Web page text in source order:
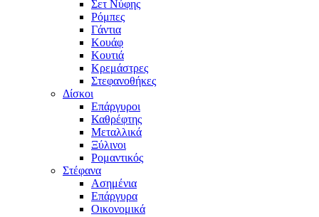
Σετ Νύφης
Ρόμπες
Γάντια
Κουάφ
Κουτιά
Κρεμάστρες
Στεφανοθήκες
Δίσκοι
Επάργυροι
Καθρέφτης
Μεταλλικά
Ξύλινοι
Ρομαντικός
Στέφανα
Ασημένια
Επάργυρα
Οικονομικά